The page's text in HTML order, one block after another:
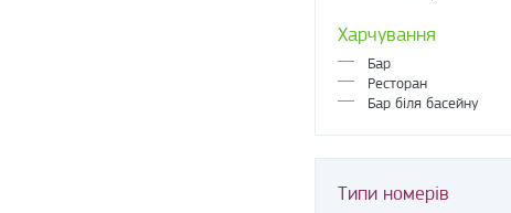
Харчування
Бар
Ресторан
Бар біля басейну
Типи номерів